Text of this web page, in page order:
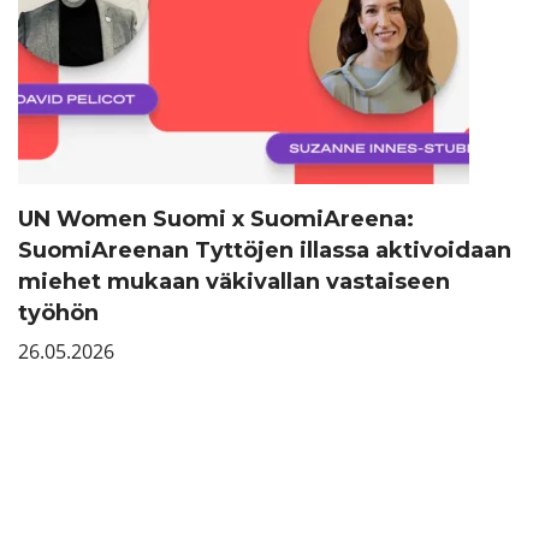
UN Women Suomi x SuomiAreena:
SuomiAreenan Tyttöjen illassa aktivoidaan
miehet mukaan väkivallan vastaiseen
työhön
26.05.2026